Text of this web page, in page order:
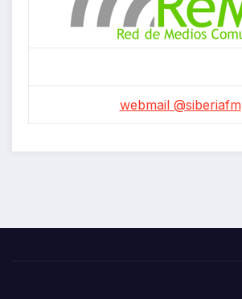
webmail @siberiafm